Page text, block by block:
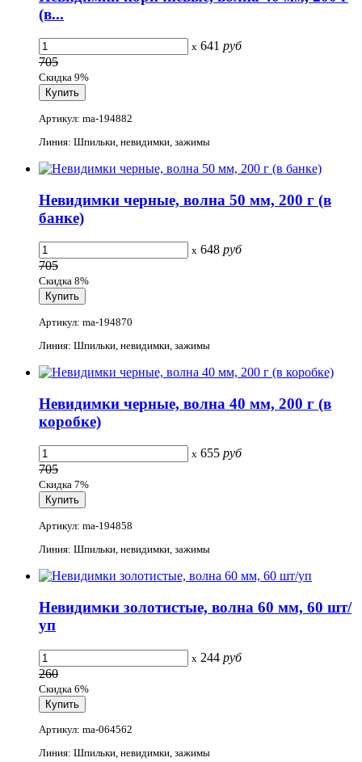
(в...
x 641 руб
705
Скидка 9%
Артикул: ma-194882
Линия: Шпильки, невидимки, зажимы
Невидимки черные, волна 50 мм, 200 г (в
банке)
x 648 руб
705
Скидка 8%
Артикул: ma-194870
Линия: Шпильки, невидимки, зажимы
Невидимки черные, волна 40 мм, 200 г (в
коробке)
x 655 руб
705
Скидка 7%
Артикул: ma-194858
Линия: Шпильки, невидимки, зажимы
Невидимки золотистые, волна 60 мм, 60 шт/
уп
x 244 руб
260
Скидка 6%
Артикул: ma-064562
Линия: Шпильки, невидимки, зажимы